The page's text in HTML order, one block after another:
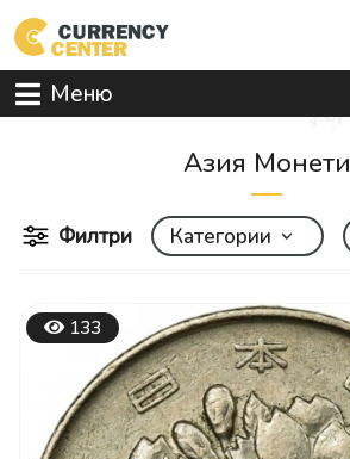
Меню
Aзия Монети
Филтри Категории
133